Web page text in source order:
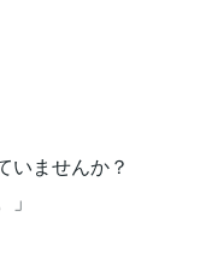
いませんか？